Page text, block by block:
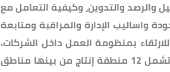
والرصد والتدوين، وكيفية التعامل مع
واساليب الإدارة والمراقبة ومتابعة
بمنظومة العمل داخل الشركات.
تفقد الدكتور عصمت مصانع الشركة وخطوط الإنتاج والتى تشمل 12 منطقة إنتاج من بينها مناطق